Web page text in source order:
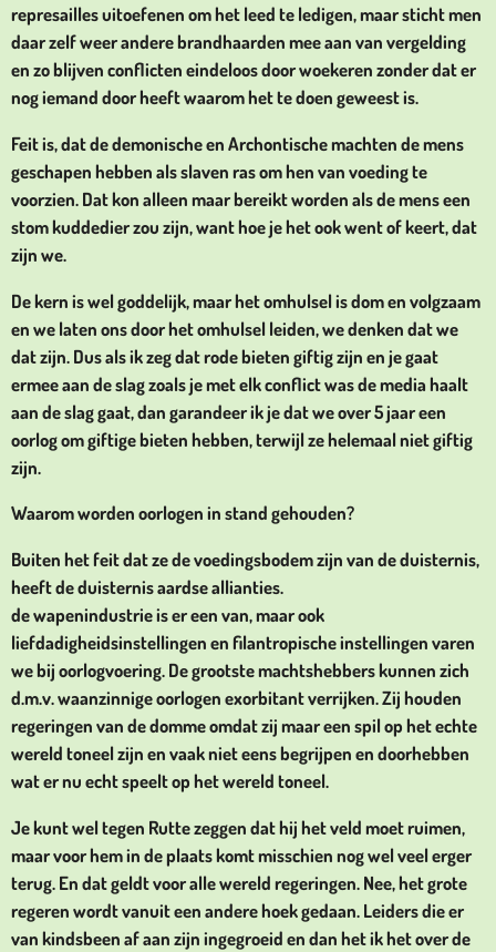
represailles uitoefenen om het leed te ledigen, maar sticht men
daar zelf weer andere brandhaarden mee aan van vergelding
en zo blijven conflicten eindeloos door woekeren zonder dat er
nog iemand door heeft waarom het te doen geweest is.
Feit is, dat de demonische en Archontische machten de mens
geschapen hebben als slaven ras om hen van voeding te
voorzien. Dat kon alleen maar bereikt worden als de mens een
stom kuddedier zou zijn, want hoe je het ook went of keert, dat
zijn we.
De kern is wel goddelijk, maar het omhulsel is dom en volgzaam
en we laten ons door het omhulsel leiden, we denken dat we
dat zijn. Dus als ik zeg dat rode bieten giftig zijn en je gaat
ermee aan de slag zoals je met elk conflict was de media haalt
aan de slag gaat, dan garandeer ik je dat we over 5 jaar een
oorlog om giftige bieten hebben, terwijl ze helemaal niet giftig
zijn.
Waarom worden oorlogen in stand gehouden?
Buiten het feit dat ze de voedingsbodem zijn van de duisternis,
heeft de duisternis aardse allianties.
de wapenindustrie is er een van, maar ook
liefdadigheidsinstellingen en filantropische instellingen varen
we bij oorlogvoering. De grootste machtshebbers kunnen zich
d.m.v. waanzinnige oorlogen exorbitant verrijken. Zij houden
regeringen van de domme omdat zij maar een spil op het echte
wereld toneel zijn en vaak niet eens begrijpen en doorhebben
wat er nu echt speelt op het wereld toneel.
Je kunt wel tegen Rutte zeggen dat hij het veld moet ruimen,
maar voor hem in de plaats komt misschien nog wel veel erger
terug. En dat geldt voor alle wereld regeringen. Nee, het grote
regeren wordt vanuit een andere hoek gedaan. Leiders die er
van kindsbeen af aan zijn ingegroeid en dan het ik het over de